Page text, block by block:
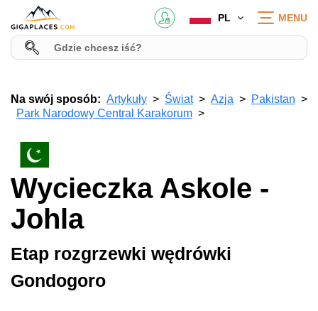
PL MENU
Na swój sposób: Artykuły Świat Azja
Pakistan
Park Narodowy Central Karakorum
Wycieczka Askole -
Johla
Etap rozgrzewki wędrówki
Gondogoro